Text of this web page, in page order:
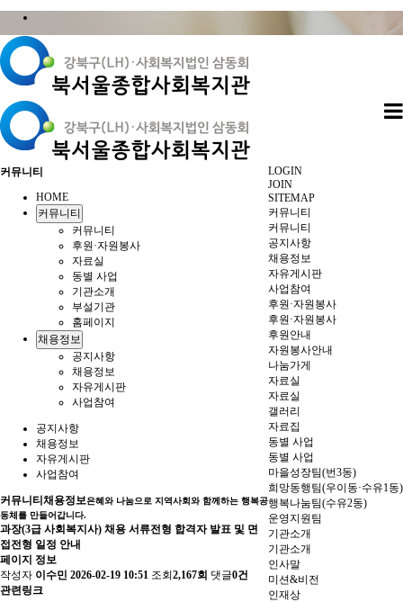
LOGIN
JOIN
SITEMAP
커뮤니티
커뮤니티
공지사항
채용정보
자유게시판
사업참여
후원·자원봉사
후원·자원봉사
후원안내
자원봉사안내
나눔가게
자료실
자료실
갤러리
자료집
동별 사업
동별 사업
마을성장팀(번3동)
희망동행팀(우이동·수유1동)
행복나눔팀(수유2동)
운영지원팀
기관소개
기관소개
인사말
미션&비전
인재상
커뮤니티
HOME
커뮤니티
커뮤니티
후원·자원봉사
자료실
동별 사업
기관소개
부설기관
홈페이지
채용정보
공지사항
채용정보
자유게시판
사업참여
공지사항
채용정보
자유게시판
사업참여
커뮤니티 채용정보은혜와 나눔으로 지역사회와 함께하는 행복공
동체를 만들어갑니다.
과장(3급 사회복지사) 채용 서류전형 합격자 발표 및 면
접전형 일정 안내
페이지 정보
작성자 이수민 2026-02-19 10:51 조회 2,167회 댓글0건
관련링크